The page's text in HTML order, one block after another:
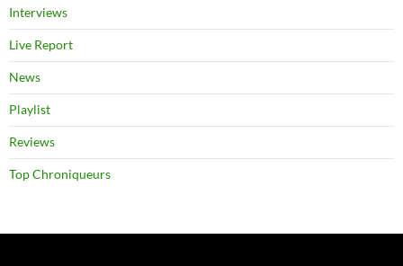
Interviews
Live Report
News
Playlist
Reviews
Top Chroniqueurs